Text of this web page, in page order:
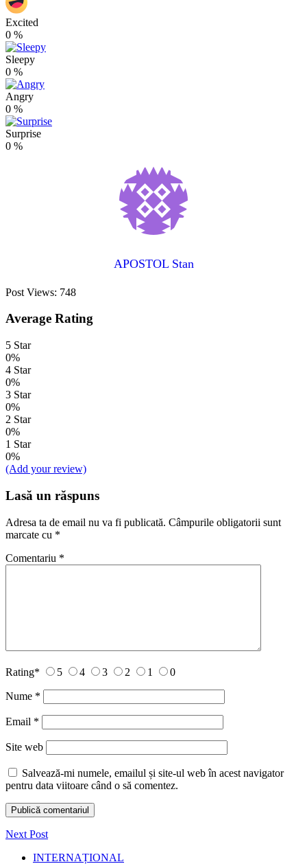
Excited
0 %
Sleepy
0 %
Angry
0 %
Surprise
0 %
APOSTOL Stan
Post Views: 748
Average Rating
5 Star
0%
4 Star
0%
3 Star
0%
2 Star
0%
1 Star
0%
(Add your review)
Lasă un răspuns
Adresa ta de email nu va fi publicată. Câmpurile obligatorii sunt
marcate cu *
Comentariu *
Rating* 5 4 3 2 1 0
Nume *
Email *
Site web
Salvează-mi numele, emailul și site-ul web în acest navigator
pentru data viitoare când o să comentez.
Next Post
INTERNAȚIONAL